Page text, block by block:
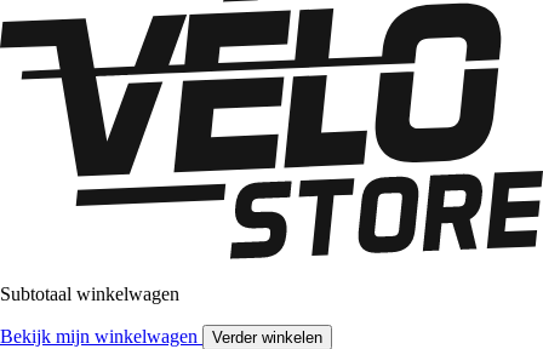
Subtotaal winkelwagen
Bekijk mijn winkelwagen Verder winkelen